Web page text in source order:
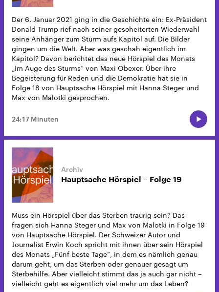
Der 6. Januar 2021 ging in die Geschichte ein: Ex-Präsident
Donald Trump rief nach seiner gescheiterten Wiederwahl
seine Anhänger zum Sturm aufs Kapitol auf. Die Bilder
gingen um die Welt. Aber was geschah eigentlich im
Kapitol? Davon berichtet das neue Hörspiel des Monats
„Im Auge des Sturms“ von Maxi Obexer. Über ihre
Begeisterung für Reden und die Demokratie hat sie in
Folge 18 von Hauptsache Hörspiel mit Hanna Steger und
Max von Malotki gesprochen.
24:17 Minuten
Hauptsache Hörspiel – Folge 19
Muss ein Hörspiel über das Sterben traurig sein? Das
fragen sich Hanna Steger und Max von Malotki in Folge 19
von Hauptsache Hörspiel. Der Schweizer Autor und
Journalist Erwin Koch spricht mit ihnen über sein Hörspiel
des Monats „Fünf beste Tage“, in dem es nämlich genau
darum geht, um das Sterben oder genauer gesagt um
Sterbehilfe. Aber vielleicht stimmt das ja auch gar nicht –
vielleicht geht es eigentlich viel mehr um das Leben?